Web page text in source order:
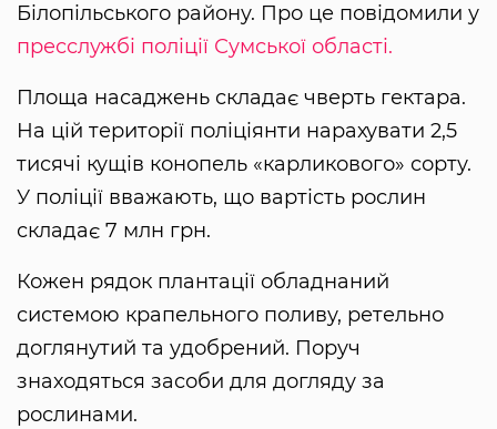
Білопільського району. Про це повідомили у
пресслужбі поліції Сумської області.
Площа насаджень складає чверть гектара.
На цій території поліціянти нарахувати 2,5
тисячі кущів конопель «карликового» сорту.
У поліції вважають, що вартість рослин
складає 7 млн грн.
Кожен рядок плантації обладнаний
системою крапельного поливу, ретельно
доглянутий та удобрений. Поруч
знаходяться засоби для догляду за
рослинами.